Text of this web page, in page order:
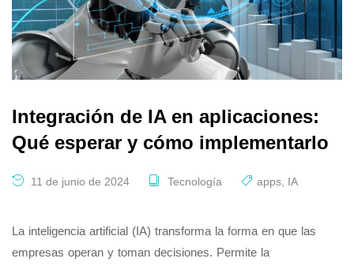
Integración de IA en aplicaciones:
Qué esperar y cómo implementarlo
11 de junio de 2024 Tecnología apps, IA
La inteligencia artificial (IA) transforma la forma en que las
empresas operan y toman decisiones. Permite la